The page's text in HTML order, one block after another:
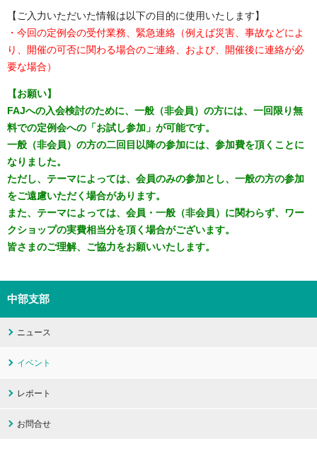
【ご入力いただいた情報は以下の目的に使用いたします】
・今回の定例会の受付業務、緊急連絡（例えば災害、事故などによ
り、開催の可否に関わる場合のご連絡、および、開催後に連絡が必
要な場合）
【お願い】
FAJへの入会検討のために、一般（非会員）の方には、一回限り無
料での定例会への「お試し参加」が可能です。
一般（非会員）の方の二回目以降の参加には、参加費を頂くことに
なりました。
ただし、テーマによっては、会員のみの参加とし、一般の方の参加
をご遠慮いただく場合があります。
また、テーマによっては、会員・一般（非会員）に関わらず、ワー
クショップの実費相当分を頂く場合がございます。
皆さまのご理解、ご協力をお願いいたします。
中部支部
ニュース
イベント
レポート
お問合せ